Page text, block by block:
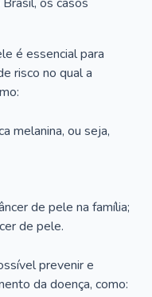
é essencial para
risco no qual a
melanina, ou seja,
de pele na família;
de pele.
prevenir e
da doença, como: